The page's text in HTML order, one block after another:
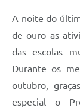
A noite do
de ouro as
das escolas
Durante os
outubro,
especial o